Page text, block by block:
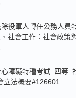
役軍人轉任公務人員
社會工作：社會政策
障礙特種考試_四等_
立法概要#126601